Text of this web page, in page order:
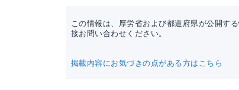
この情報は、厚労省および都道府県が公開す
接お問い合わせください。
掲載内容にお気づきの点がある方はこちら